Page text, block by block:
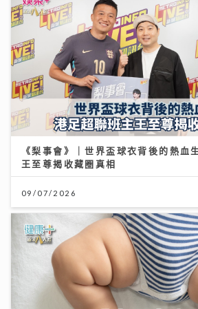
《梨事會》｜世界盃球衣背後的熱血
王至尊揭收藏圈真相
09/07/2026